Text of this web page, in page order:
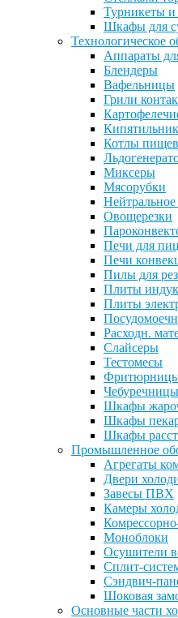
Турникеты и
Шкафы для
Технологическое
Аппараты
Блендеры
Вафельницы
Грили
Котлы
Миксеры
Мясорубки
Овощерезки
Печи для
Печи
Пилы для
Плиты
Плиты
Расходн.
Слайсеры
Тестомесы
Чебуречницы
Шкафы
Шкафы
Шкафы
Промышленное
Агрегаты
Двери
Завесы ПВХ
Камеры
Моноблоки
Осушители
Сплит-
Сэндвич-
Шоковая
Основные части